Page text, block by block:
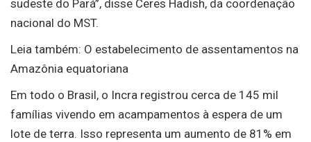
sudeste do Pará”, disse Ceres Hadish, da coordenação
nacional do MST.
Leia também: O estabelecimento de assentamentos na
Amazônia equatoriana
Em todo o Brasil, o Incra registrou cerca de 145 mil
famílias vivendo em acampamentos à espera de um
lote de terra. Isso representa um aumento de 81% em